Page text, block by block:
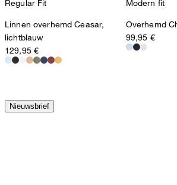
Regular Fit
Linnen overhemd Ceasar,
lichtblauw
129,95 €
Modern fit
Overhemd
99,95 €
Nieuwsbrief